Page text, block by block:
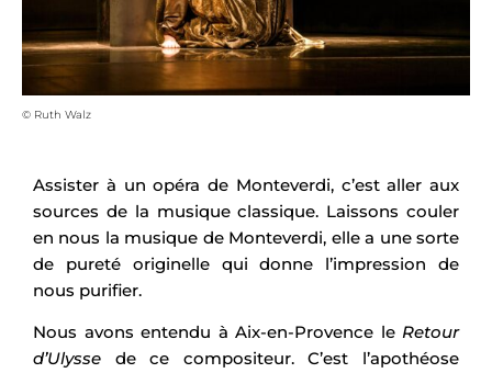
© Ruth Walz
Assister à un opéra de Monteverdi, c’est aller aux
sources de la musique classique. Laissons couler
en nous la musique de Monteverdi, elle a une sorte
de pureté originelle qui donne l’impression de
nous purifier.
Nous avons entendu à Aix-en-Provence le Retour
d’Ulysse de ce compositeur. C’est l’apothéose